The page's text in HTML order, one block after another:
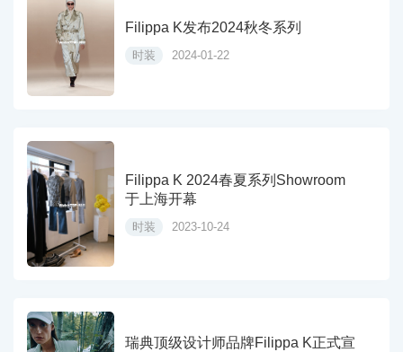
Filippa K发布2024秋冬系列
时装 2024-01-22
Filippa K 2024春夏系列Showroom
于上海开幕
时装 2023-10-24
瑞典顶级设计师品牌Filippa K正式宣